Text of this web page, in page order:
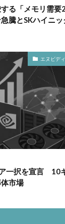
る「メモリ需要
騰とSKハイニッ
エヌビデ
一択を宣言 10
市場